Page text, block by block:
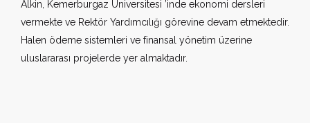
Alkin, Kemerburgaz Üniversitesi ’inde ekonomi dersleri
vermekte ve Rektör Yardımcılığı görevine devam etmektedir.
Halen ödeme sistemleri ve finansal yönetim üzerine
uluslararası projelerde yer almaktadır.